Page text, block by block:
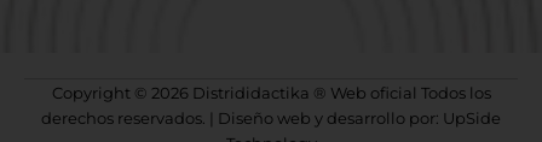
Copyright © 2026 Distrididactika ® Web oficial Todos los
derechos reservados. | Diseño web y desarrollo por: UpSide